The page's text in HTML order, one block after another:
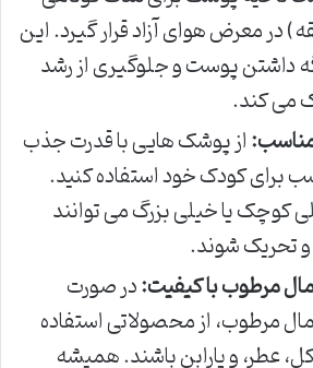
۱۵ دقیقه) در معرض هوای آزاد قرار گیرد. این
داشتن پوست و جلوگیری از رشد
می کند.
از پوشک هایی با قدرت جذب
برای کودک خود استفاده کنید.
یا خیلی بزرگ می توانند
تحریک شوند.
مرطوب با کیفیت:در صورت
مرطوب، از محصولاتی استفاده
عطر، و پارابن باشند. همیشه